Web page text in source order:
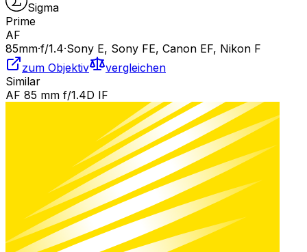
Sigma
Prime
AF
85mm·f/1.4·Sony E, Sony FE, Canon EF, Nikon F
zum Objektiv
vergleichen
Similar
AF 85 mm f/1.4D IF